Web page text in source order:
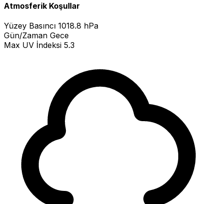
Atmosferik Koşullar
Yüzey Basıncı 1018.8 hPa
Gün/Zaman Gece
Max UV İndeksi 5.3